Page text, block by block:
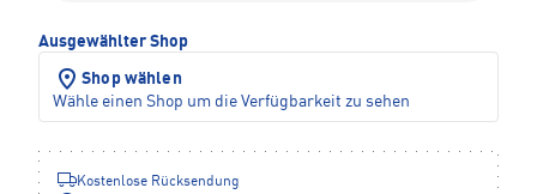
Ausgewählter Shop
Shop wählen
Wähle einen Shop um die Verfügbarkeit zu sehen
Kostenlose Rücksendung